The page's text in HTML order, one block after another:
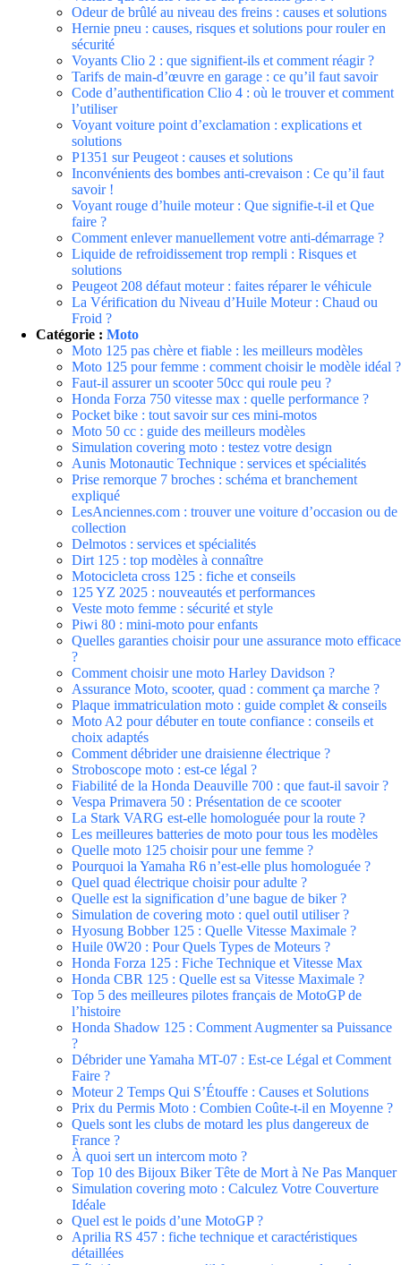
Odeur de brûlé au niveau des freins : causes et solutions
Hernie pneu : causes, risques et solutions pour rouler en
sécurité
Voyants Clio 2 : que signifient-ils et comment réagir ?
Tarifs de main-d’œuvre en garage : ce qu’il faut savoir
Code d’authentification Clio 4 : où le trouver et comment
l’utiliser
Voyant voiture point d’exclamation : explications et
solutions
P1351 sur Peugeot : causes et solutions
Inconvénients des bombes anti-crevaison : Ce qu’il faut
savoir !
Voyant rouge d’huile moteur : Que signifie-t-il et Que
faire ?
Comment enlever manuellement votre anti-démarrage ?
Liquide de refroidissement trop rempli : Risques et
solutions
Peugeot 208 défaut moteur : faites réparer le véhicule
La Vérification du Niveau d’Huile Moteur : Chaud ou
Froid ?
Catégorie : Moto
Moto 125 pas chère et fiable : les meilleurs modèles
Moto 125 pour femme : comment choisir le modèle idéal ?
Faut-il assurer un scooter 50cc qui roule peu ?
Honda Forza 750 vitesse max : quelle performance ?
Pocket bike : tout savoir sur ces mini-motos
Moto 50 cc : guide des meilleurs modèles
Simulation covering moto : testez votre design
Aunis Motonautic Technique : services et spécialités
Prise remorque 7 broches : schéma et branchement
expliqué
LesAnciennes.com : trouver une voiture d’occasion ou de
collection
Delmotos : services et spécialités
Dirt 125 : top modèles à connaître
Motocicleta cross 125 : fiche et conseils
125 YZ 2025 : nouveautés et performances
Veste moto femme : sécurité et style
Piwi 80 : mini-moto pour enfants
Quelles garanties choisir pour une assurance moto efficace
?
Comment choisir une moto Harley Davidson ?
Assurance Moto, scooter, quad : comment ça marche ?
Plaque immatriculation moto : guide complet & conseils ​
Moto A2 pour débuter en toute confiance : conseils et
choix adaptés
Comment débrider une draisienne électrique ?
Stroboscope moto : est-ce légal ?
Fiabilité de la Honda Deauville 700 : que faut-il savoir ?
Vespa Primavera 50 : Présentation de ce scooter
La Stark VARG est-elle homologuée pour la route ?
Les meilleures batteries de moto pour tous les modèles
Quelle moto 125 choisir pour une femme ?
Pourquoi la Yamaha R6 n’est-elle plus homologuée ?
Quel quad électrique choisir pour adulte ?
Quelle est la signification d’une bague de biker ?
Simulation de covering moto : quel outil utiliser ?
Hyosung Bobber 125 : Quelle Vitesse Maximale ?
Huile 0W20 : Pour Quels Types de Moteurs ?
Honda Forza 125 : Fiche Technique et Vitesse Max
Honda CBR 125 : Quelle est sa Vitesse Maximale ?
Top 5 des meilleures pilotes français de MotoGP de
l’histoire
Honda Shadow 125 : Comment Augmenter sa Puissance
?
Débrider une Yamaha MT-07 : Est-ce Légal et Comment
Faire ?
Moteur 2 Temps Qui S’Étouffe : Causes et Solutions
Prix du Permis Moto : Combien Coûte-t-il en Moyenne ?
Quels sont les clubs de motard les plus dangereux de
France ?
À quoi sert un intercom moto ?
Top 10 des Bijoux Biker Tête de Mort à Ne Pas Manquer
Simulation covering moto : Calculez Votre Couverture
Idéale
Quel est le poids d’une MotoGP ?
Aprilia RS 457 : fiche technique et caractéristiques
détaillées